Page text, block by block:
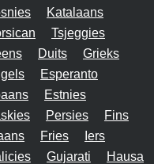
Katalaans
Tsjeggies
Duits
Grieks
Esperanto
Estnies
Persies
Fins
Fries
Iers
Gujarati
Hausa